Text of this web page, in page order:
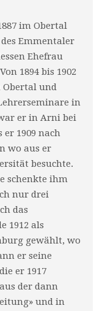
im Obertal
Emmentaler
Ehefrau
1894 bis 1902
Obertal und
in
er in Arni bei
1909 nach
wo aus er
besuchte.
schenkte ihm
nur drei
das
1912 als
gewählt, wo
er seine
er 1917
der dann
und in